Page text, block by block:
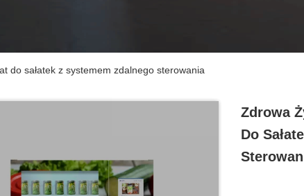
do sałatek z systemem zdalnego sterowania
Zdrowa
Do